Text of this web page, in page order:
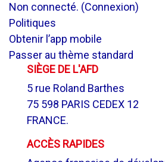
Non connecté. (Connexion)
Politiques
Obtenir l’app mobile
Passer au thème standard
SIÈGE DE L'AFD
5 rue Roland Barthes
75 598 PARIS CEDEX 12
FRANCE.
ACCÈS RAPIDES